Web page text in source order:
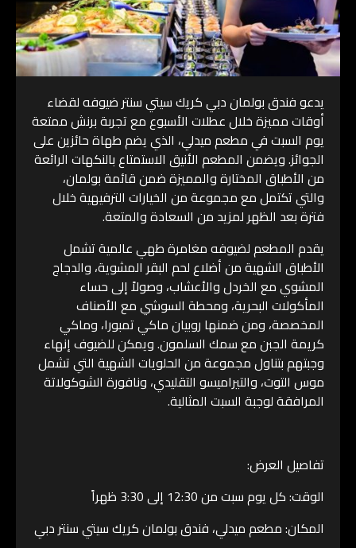
يدعو فندق بولمان دبي كريك سيتي سنتر ضيوفه لقضاء
أوقات مميزة خلال عطلات الأسبوع مع تجربة برنش ممتعة
يوم السبت في مطعم ميدلي، الذي يضم طهاة حائزين على
الجوائز. ويضمن المطعم الأنيق الاستمتاع بالنكهات الرائعة
من الأطباق المختارة والمميزة ضمن قائمة بولمان،
والتي تكتمل مع مجموعة من الخيارات الترفيهية خلال
فترة بعد الظهر لمزيد من السعادة والمتعة.
يقدم المطعم لضيوفه مغامرة طهي عالمية تشمل
الأطباق الشهية من أضلاع لحم البقر المشوية، والدجاج
المشوي مع الخردل والأعشاب، وصولاً إلى حساء
المأكولات البحرية، ومحطة السوشي مع الأصناف
المخصصة، ومن ضمنها روبيان ماكي تمبورا، وماكي
كريمة الجبن مع سمك السلمون. ويمكن للضيوف إنهاء
وجبتهم بتناول مجموعة من الحلويات الشهية التي تشمل
موس التوت، والتيراميسو التقليدي، ونافورة الشوكولاتة
المرافقة لوجبة السبت المثالية.
تفاصيل العرض:
الوقت: كل يوم سبت من 12:30 إلى 3:30 ظهراً
المكان: مطعم ميدلي، فندق بولمان كريك سيتي سنتر دبي